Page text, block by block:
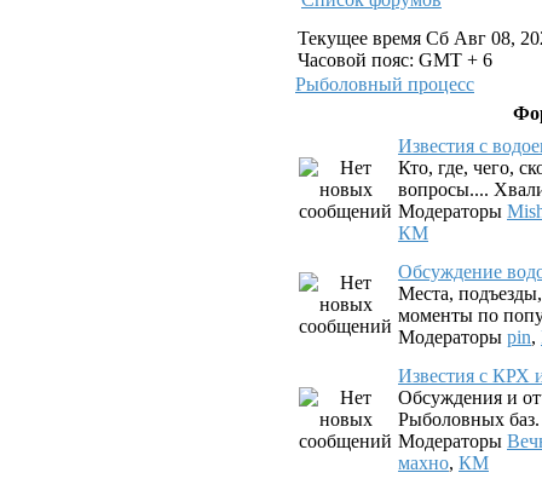
Текущее время Сб Авг 08,
Часовой пояс: GMT + 6
Рыболовный процесс
Известия с
Кто, где, чего,
вопросы....
Модераторы
КМ
Обсуждение
Места,
моменты по
Модераторы pin,
Известия с КРХ
Обсуждения и
Рыболовных баз.
Модераторы
махно, КМ